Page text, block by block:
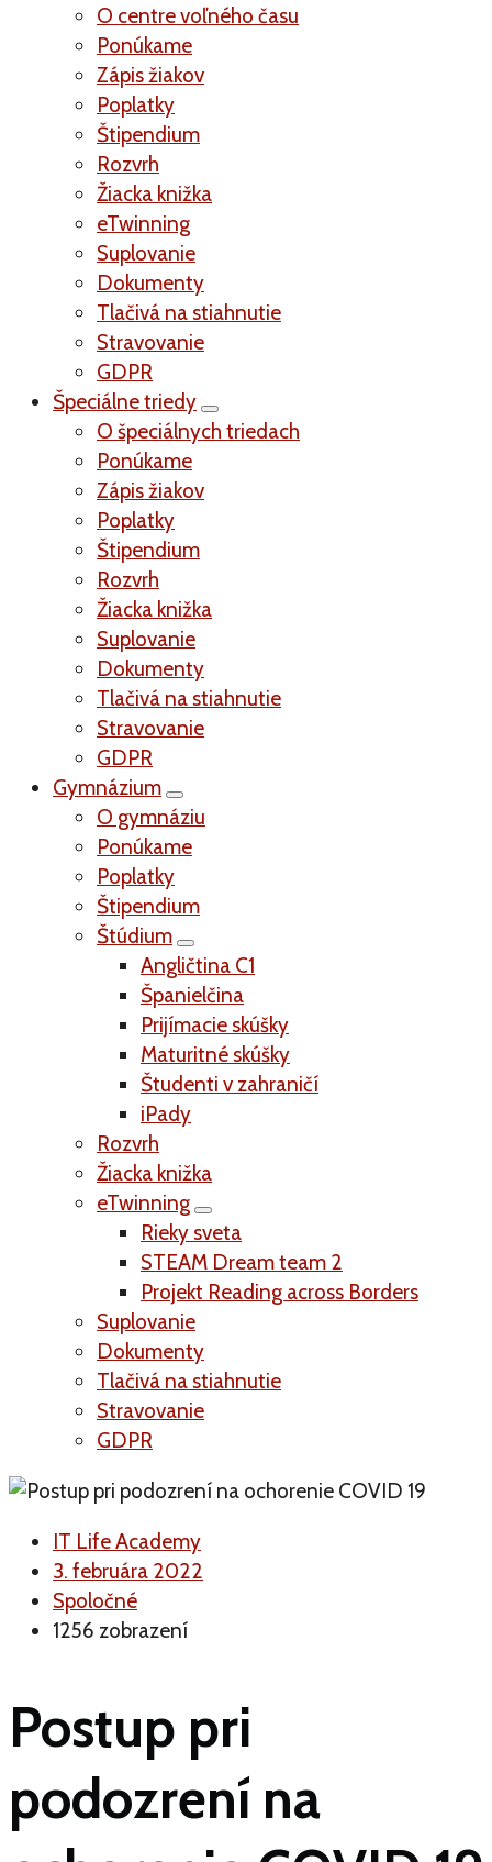
O centre voľného času
Ponúkame
Zápis žiakov
Poplatky
Štipendium
Rozvrh
Žiacka knižka
eTwinning
Suplovanie
Dokumenty
Tlačivá na stiahnutie
Stravovanie
GDPR
Špeciálne triedy
O špeciálnych triedach
Ponúkame
Zápis žiakov
Poplatky
Štipendium
Rozvrh
Žiacka knižka
Suplovanie
Dokumenty
Tlačivá na stiahnutie
Stravovanie
GDPR
Gymnázium
O gymnáziu
Ponúkame
Poplatky
Štipendium
Štúdium
Angličtina C1
Španielčina
Prijímacie skúšky
Maturitné skúšky
Študenti v zahraničí
iPady
Rozvrh
Žiacka knižka
eTwinning
Rieky sveta
STEAM Dream team 2
Projekt Reading across Borders
Suplovanie
Dokumenty
Tlačivá na stiahnutie
Stravovanie
GDPR
IT Life Academy
3. februára 2022
Spoločné
1256 zobrazení
Postup pri
podozrení na